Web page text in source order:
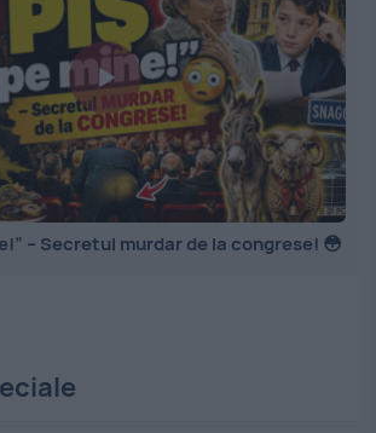
– Secretul murdar de la congrese! 😳